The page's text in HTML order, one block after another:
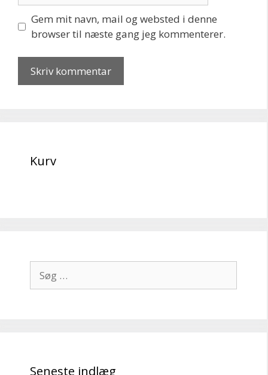
Gem mit navn, mail og websted i denne
browser til næste gang jeg kommenterer.
Kurv
efter:
Seneste indlæg